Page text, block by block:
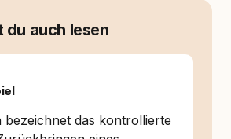
Hundeerziehung
echte Bindung dort, wo Verständnis
entstand rundum.dog – ein
und Serviceportal für
in Deutschland, Österreich
du auch lesen
bezeichnet das kontrollierte